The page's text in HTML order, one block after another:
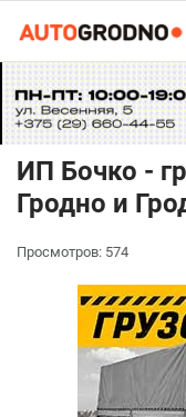
ИП Бочко -
Гродно и
Просмотров: 574